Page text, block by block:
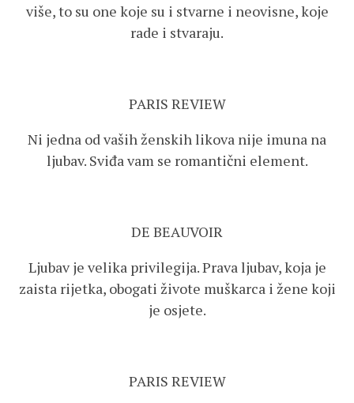
više, to su one koje su i stvarne i neovisne, koje
rade i stvaraju.
PARIS REVIEW
Ni jedna od vaših ženskih likova nije imuna na
ljubav. Sviđa vam se romantični element.
DE BEAUVOIR
Ljubav je velika privilegija. Prava ljubav, koja je
zaista rijetka, obogati živote muškarca i žene koji
je osjete.
PARIS REVIEW